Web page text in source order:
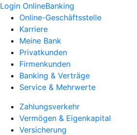
Login OnlineBanking
Online-Geschäftsstelle
Karriere
Meine Bank
Privatkunden
Firmenkunden
Banking & Verträge
Service & Mehrwerte
Zahlungsverkehr
Vermögen & Eigenkapital
Versicherung